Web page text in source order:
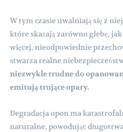
W tym czasie uwalniają się z
które skażają zarówno glebę,
więcej, nieodpowiednie
stwarza realne
niezwykle trudne do
emitują trujące opary.
Degradacja opon ma
naturalne, powodując